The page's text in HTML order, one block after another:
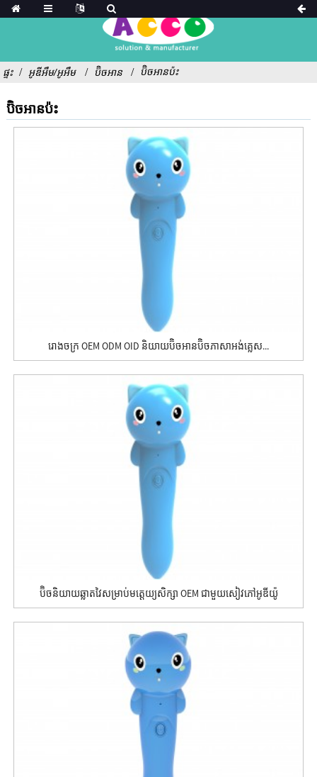
ផ្ទះ អូឌីអឹម/អូអឹម ប៊ិចអាន ប៊ិចអានប៉ះ
ប៊ិចអានប៉ះ
រោងចក្រ OEM ODM OID និយាយប៊ិចអានប៊ិចភាសាអង់គ្លេស...
ប៊ិចនិយាយឆ្លាតវៃសម្រាប់មត្តេយ្យសិក្សា OEM ជាមួយសៀវភៅអូឌីយ៉ូ